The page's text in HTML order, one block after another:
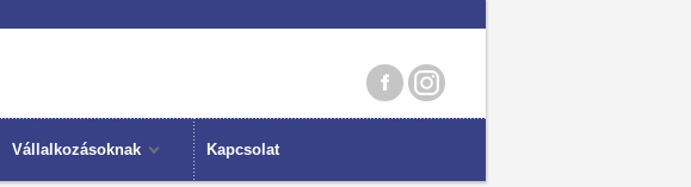
Vállalkozásoknak Kapcsolat